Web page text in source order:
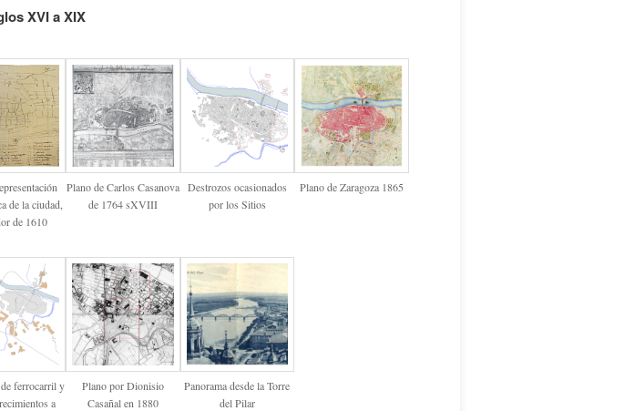
XVI a XIX
de la ciudad,
de 1610
Plano de Carlos Casanova
de 1764 sXVIII
Destrozos ocasionados
por los Sitios
Plano de Zaragoza 1865
ferrocarril y
a
Plano por Dionisio
Casañal en 1880
Panorama desde la Torre
del Pilar